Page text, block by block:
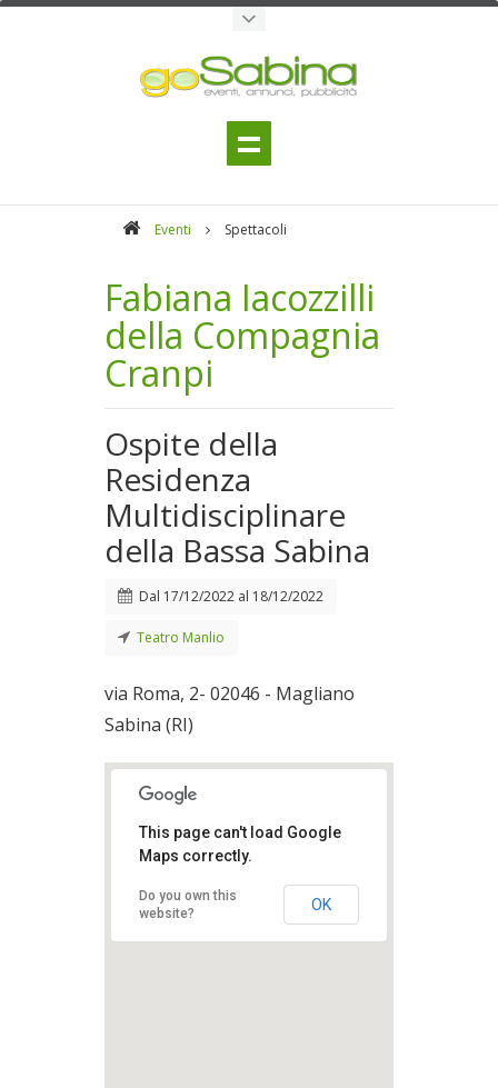
Eventi Spettacoli
Fabiana Iacozzilli
della Compagnia
Cranpi
Ospite della
Residenza
Multidisciplinare
della Bassa Sabina
Dal 17/12/2022 al 18/12/2022
Teatro Manlio
via Roma, 2- 02046 - Magliano
Sabina (RI)
This page can't load Google
Maps correctly.
Do you own this
website?
OK